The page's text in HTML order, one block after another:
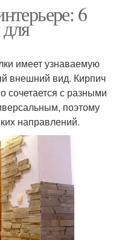
6
имеет узнаваемую
внешний вид. Кирпич
сочетается с разными
поэтому
направлений.